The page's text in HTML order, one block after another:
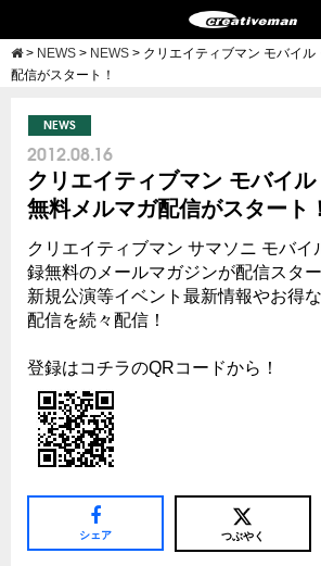
> NEWS > NEWS > クリエイティブマン モバイ
配信がスタート！
NEWS
2012.08.16
クリエイティブマン モバイ
無料メルマガ配信がスタート！
クリエイティブマン サマソニ モバイ
録無料のメールマガジンが配信スター
新規公演等イベント最新情報やお得
配信を続々配信！
登録はコチラのQRコードから！
シェア つぶやく